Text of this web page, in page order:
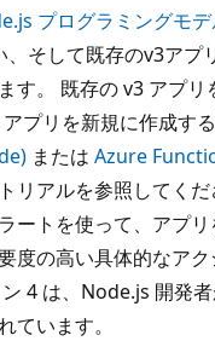
プログラミングモ
、そして既存のv3アプ
す。 既存の v3 アプリ
プリを新規に作成する
または Azure
リアルを参照してく
ートを使って、アプ
度の高い具体的なア
4 は、Node.js 開発
ています。